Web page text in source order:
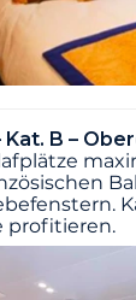
B –
profitieren.